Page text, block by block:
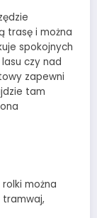
trasę i można
spokojnych
czy nad
zapewni
tam
można
tramwaj,